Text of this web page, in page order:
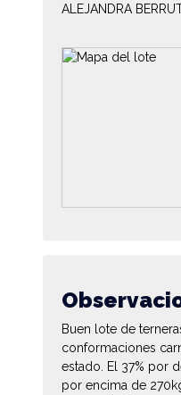
ALEJANDRA
Buen lote de
conformaciones
estado. El 37% por
por encima de